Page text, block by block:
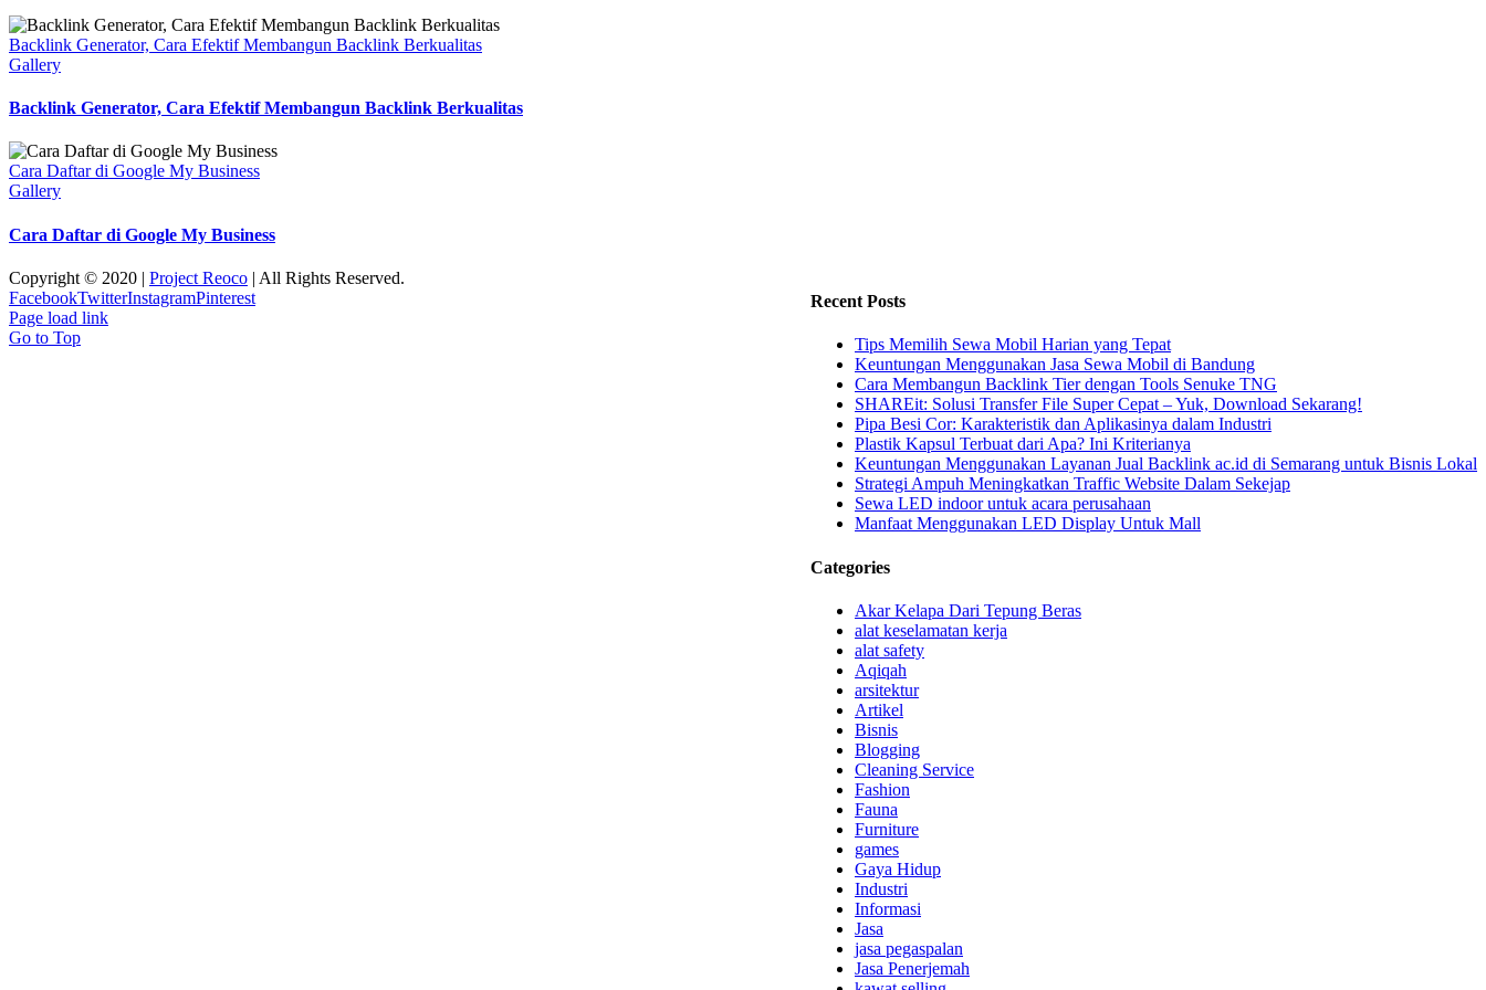
Backlink Generator, Cara Efektif Membangun Backlink Berkualitas
Gallery
Backlink Generator, Cara Efektif Membangun Backlink Berkualitas
Cara Daftar di Google My Business
Gallery
Cara Daftar di Google My Business
Recent Posts
Tips Memilih Sewa Mobil Harian yang Tepat
Keuntungan Menggunakan Jasa Sewa Mobil di Bandung
Cara Membangun Backlink Tier dengan Tools Senuke TNG
SHAREit: Solusi Transfer File Super Cepat – Yuk, Download Sekarang!
Pipa Besi Cor: Karakteristik dan Aplikasinya dalam Industri
Plastik Kapsul Terbuat dari Apa? Ini Kriterianya
Keuntungan Menggunakan Layanan Jual Backlink ac.id di Semarang untuk Bisnis Lokal
Strategi Ampuh Meningkatkan Traffic Website Dalam Sekejap
Sewa LED indoor untuk acara perusahaan
Manfaat Menggunakan LED Display Untuk Mall
Categories
Akar Kelapa Dari Tepung Beras
alat keselamatan kerja
alat safety
Aqiqah
arsitektur
Artikel
Bisnis
Blogging
Cleaning Service
Fashion
Fauna
Furniture
games
Gaya Hidup
Industri
Informasi
Jasa
jasa pegaspalan
Jasa Penerjemah
Copyright © 2020 | Project Reoco | All Rights Reserved.
FacebookTwitterInstagramPinterest
Page load link
Go to Top